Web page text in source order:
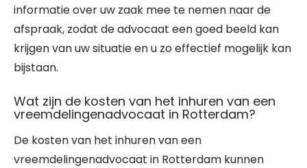
informatie over uw zaak mee te nemen naar de
afspraak, zodat de advocaat een goed beeld kan
krijgen van uw situatie en u zo effectief mogelijk kan
bijstaan.
Wat zijn de kosten van het inhuren van een
vreemdelingenadvocaat in Rotterdam?
De kosten van het inhuren van een
vreemdelingenadvocaat in Rotterdam kunnen